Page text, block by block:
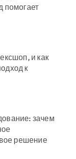
помогает
и как
к
зачем
решение